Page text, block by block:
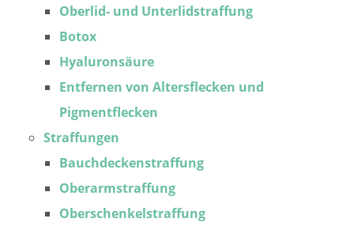
Oberlid- und Unterlidstraffung
Botox
Hyaluronsäure
Entfernen von Altersflecken und
Pigmentflecken
Straffungen
Bauchdeckenstraffung
Oberarmstraffung
Oberschenkelstraffung